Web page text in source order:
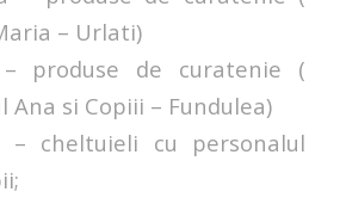
– Urlati)
produse de curatenie (
si Copiii – Fundulea)
– cheltuieli cu personalul